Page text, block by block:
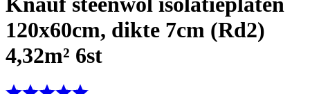
120x60cm, dikte 7cm (Rd2)
4,32m² 6st